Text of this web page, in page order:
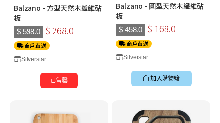
Balzano - 方型天然木纖維砧
板
$ 598.0 $ 268.0
商戶直送
Silverstar
已售罄
Balzano - 圓型天然木纖維砧
板
$ 458.0 $ 168.0
商戶直送
Silverstar
加入購物籃